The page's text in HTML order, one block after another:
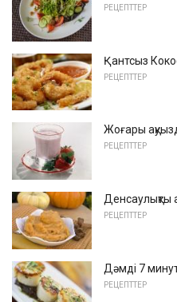
РЕЦЕПТТЕР
Қантсыз
РЕЦЕПТТЕР
Жоғары
РЕЦЕПТТЕР
Денсаулықты
РЕЦЕПТТЕР
Дәмді 7
РЕЦЕПТТЕР